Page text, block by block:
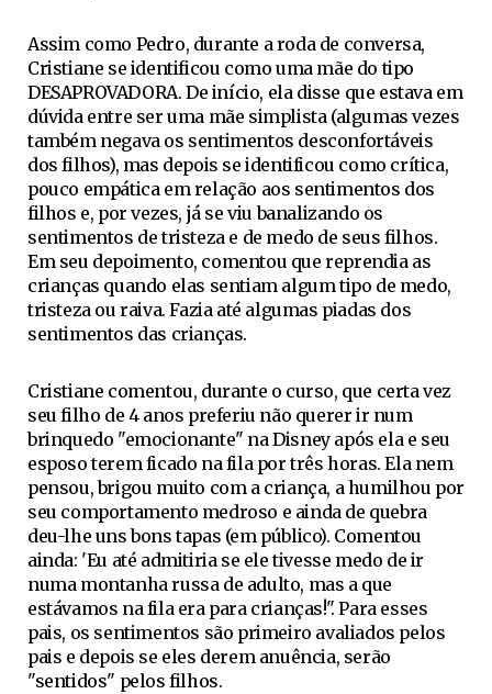
Assim como Pedro, durante a roda de conversa,
Cristiane se identificou como uma mãe do tipo
DESAPROVADORA. De início, ela disse que estava em
dúvida entre ser uma mãe simplista (algumas vezes
também negava os sentimentos desconfortáveis
dos filhos), mas depois se identificou como crítica,
pouco empática em relação aos sentimentos dos
filhos e, por vezes, já se viu banalizando os
sentimentos de tristeza e de medo de seus filhos.
Em seu depoimento, comentou que reprendia as
crianças quando elas sentiam algum tipo de medo,
tristeza ou raiva. Fazia até algumas piadas dos
sentimentos das crianças.
Cristiane comentou, durante o curso, que certa vez
seu filho de 4 anos preferiu não querer ir num
brinquedo "emocionante" na Disney após ela e seu
esposo terem ficado na fila por três horas. Ela nem
pensou, brigou muito com a criança, a humilhou por
seu comportamento medroso e ainda de quebra
deu-lhe uns bons tapas (em público). Comentou
ainda: 'Eu até admitiria se ele tivesse medo de ir
numa montanha russa de adulto, mas a que
estávamos na fila era para crianças!". Para esses
pais, os sentimentos são primeiro avaliados pelos
pais e depois se eles derem anuência, serão
"sentidos" pelos filhos.